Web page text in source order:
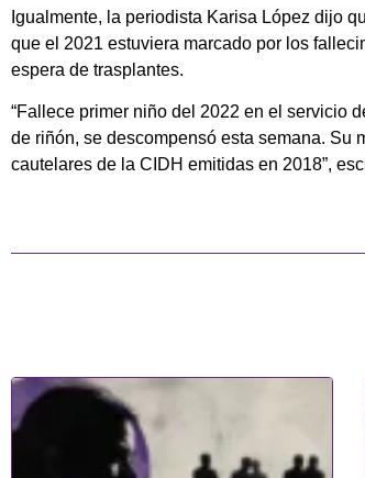
Igualmente, la periodista Karisa López dijo
que el 2021 estuviera marcado por los
espera de trasplantes.
“Fallece primer niño del 2022 en el servicio
de riñón, se descompensó esta semana. Su
cautelares de la CIDH emitidas en 2018”,